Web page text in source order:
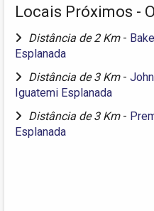
Locais Próximos -
Distância de 2 Km -
Esplanada
Distância de 3 Km -
Iguatemi Esplanada
Distância de 3 Km -
Esplanada